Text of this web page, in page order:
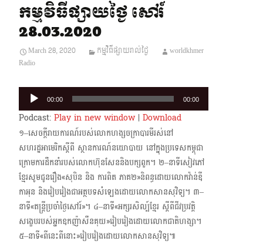
កម្មវិធីផ្សាយថ្ងៃ សៅរ៍
28.03.2020
March 28, 2020 កម្មវិធីផ្សាយរាល់ថ្ងៃ
worldkhmer
Radio
Audio
Player
00:00 00:00
Podcast: Play in new window| Download
១–សេចក្តីរាយការណ៍របស់លោកហង្សចក្រាបារមីរស់នៅ
សហរដ្ឋអាមេរិកស្តីពី ស្ថានការណ៍នយោបាយ នៅក្នុងប្រទេសកម្ពុជា
ក្រោមការដឹកនាំរបស់លោកហ៊ុនសែននិងបក្សពួក។ ២–នាទីសៀវភៅ
ខ្មែរសូមជូនរឿង«សុបិន និង ការពិត ភាគ២»និពន្ធដោយលោកវ៉ាន់ឌី
កាអុន និងរៀប​រៀងជា​អត្ថបទ​សំឡេង​ដោយលោកសានសុវិទ្យ។ ៣–
នាទី«តន្ត្រីប្រចាំថ្ងៃសៅរ៍»។ ៤–នាទី«អក្សរសិល្ប៍ខ្មែរ ស្តីពីជីវប្រវត្តិ
សង្ខេបរបស់អ្នកឧកញ៉ាសឺនគុយ»រៀបរៀងដោយ​លោកជាតិហង្សា។
៥–នាទី«ពីនេះពីនោះ»រៀបរៀងដោយលោកសានសុវិទ្យ៕